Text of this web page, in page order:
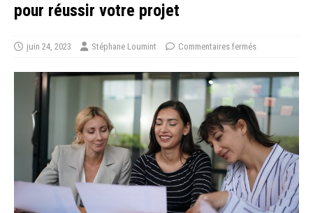
pour réussir votre projet
juin 24, 2023 Stéphane Loumint Commentaires fermés